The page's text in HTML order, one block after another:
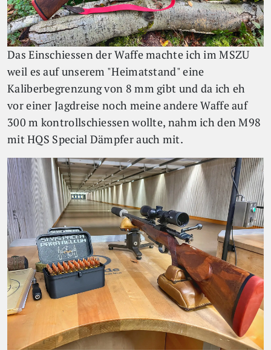
Das Einschiessen der Waffe machte ich im MSZU
weil es auf unserem "Heimatstand" eine
Kaliberbegrenzung von 8 mm gibt und da ich eh
vor einer Jagdreise noch meine andere Waffe auf
300 m kontrollschiessen wollte, nahm ich den M98
mit HQS Special Dämpfer auch mit.